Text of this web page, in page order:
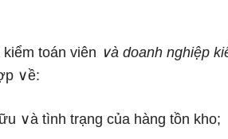
toán viên ∨à doanh nghiệp
∨ề:
tình trạng của hàng tồn kho;